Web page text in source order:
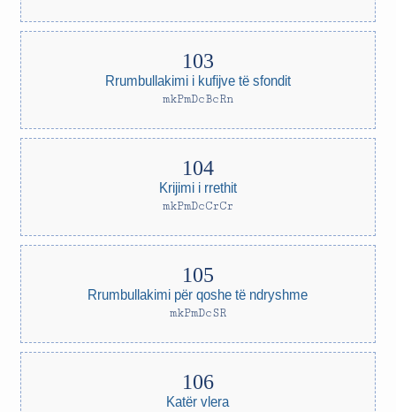
Rrumbullakimi i kufijve të sfondit
mkPmDcBcRn
Krijimi i rrethit
mkPmDcCrCr
Rrumbullakimi për qoshe të ndryshme
mkPmDcSR
Katër vlera